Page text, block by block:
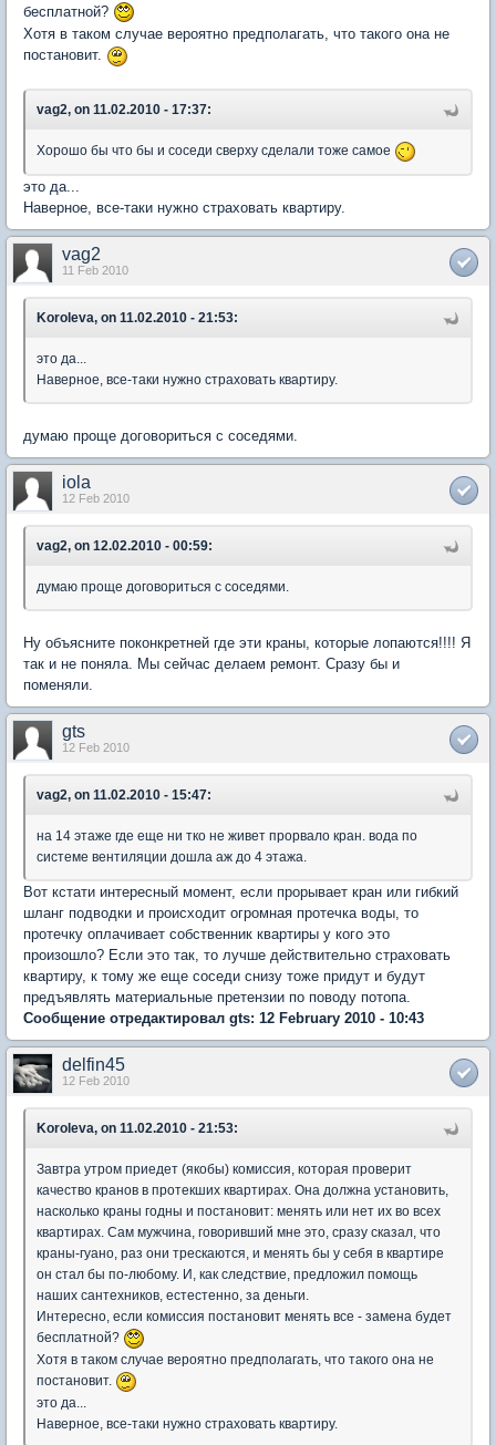
бесплатной?
Хотя в таком случае вероятно предполагать, что такого она не
постановит.
vag2, on 11.02.2010 - 17:37:
Хорошо бы что бы и соседи сверху сделали тоже самое
это да...
Наверное, все-таки нужно страховать квартиру.
vag2
11 Feb 2010
Koroleva, on 11.02.2010 - 21:53:
это да...
Наверное, все-таки нужно страховать квартиру.
думаю проще договориться с соседями.
iola
12 Feb 2010
vag2, on 12.02.2010 - 00:59:
думаю проще договориться с соседями.
Ну объясните поконкретней где эти краны, которые лопаются!!!! Я
так и не поняла. Мы сейчас делаем ремонт. Сразу бы и
поменяли.
gts
12 Feb 2010
vag2, on 11.02.2010 - 15:47:
на 14 этаже где еще ни тко не живет прорвало кран. вода по
системе вентиляции дошла аж до 4 этажа.
Вот кстати интересный момент, если прорывает кран или гибкий
шланг подводки и происходит огромная протечка воды, то
протечку оплачивает собственник квартиры у кого это
произошло? Если это так, то лучше действительно страховать
квартиру, к тому же еще соседи снизу тоже придут и будут
предъявлять материальные претензии по поводу потопа.
Сообщение отредактировал gts: 12 February 2010 - 10:43
delfin45
12 Feb 2010
Koroleva, on 11.02.2010 - 21:53:
Завтра утром приедет (якобы) комиссия, которая проверит
качество кранов в протекших квартирах. Она должна установить,
насколько краны годны и постановит: менять или нет их во всех
квартирах. Сам мужчина, говоривший мне это, сразу сказал, что
краны-гуано, раз они трескаются, и менять бы у себя в квартире
он стал бы по-любому. И, как следствие, предложил помощь
наших сантехников, естестенно, за деньги.
Интересно, если комиссия постановит менять все - замена будет
бесплатной?
Хотя в таком случае вероятно предполагать, что такого она не
постановит.
это да...
Наверное, все-таки нужно страховать квартиру.